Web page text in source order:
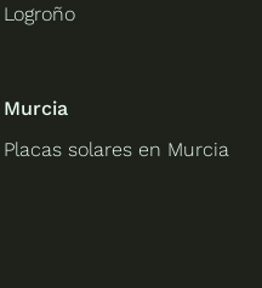
Logroño
Murcia
Placas solares en Murcia